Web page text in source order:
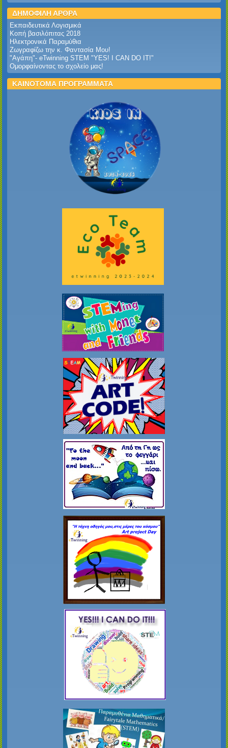
ΔΗΜΟΦΙΛΗ ΑΡΘΡΑ
Εκπαιδευτικά Λογισμικά
Κοπή βασιλόπιτας 2018
Ηλεκτρονικά Παραμύθια
Ζωγραφίζω την κ. Φαντασία Μου!
"Αγάπη"- eTwinning STEM "YES! I CAN DO IT!"
Ομορφαίνοντας το σχολείο μας!
ΚΑΙΝΟΤΟΜΑ ΠΡΟΓΡΑΜΜΑΤΑ